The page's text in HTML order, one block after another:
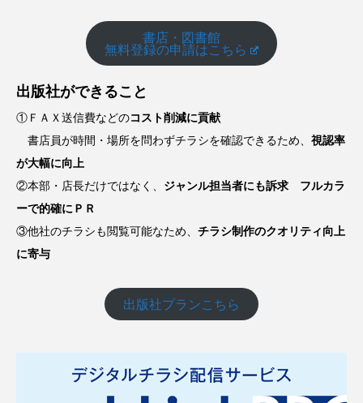
書店・図書館
無料登録の申請はこちら
出版社ができること
①ＦＡＸ送信費などのコスト削減に貢献
書店員が時間・場所を問わずチラシを確認できるため、 視認率
が大幅に向上
②本部・店長だけではなく、 ジャンル担当者にも訴求 フルカラ
ーで的確にＰＲ
③他社のチラシも閲覧可能なため、 チラシ制作のクオリティ向上
に寄与
出版社プランこちら